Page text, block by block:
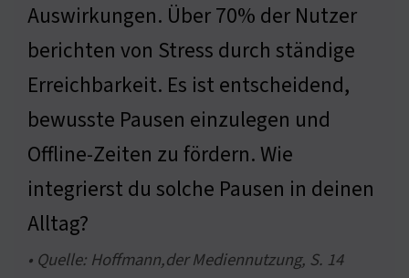
Auswirkungen. Über 70% der Nutzer
berichten von Stress durch ständige
Erreichbarkeit. Es ist entscheidend,
bewusste Pausen einzulegen und
Offline-Zeiten zu fördern. Wie
integrierst du solche Pausen in deinen
Alltag?
• Quelle: Hoffmann,der Mediennutzung, S. 14